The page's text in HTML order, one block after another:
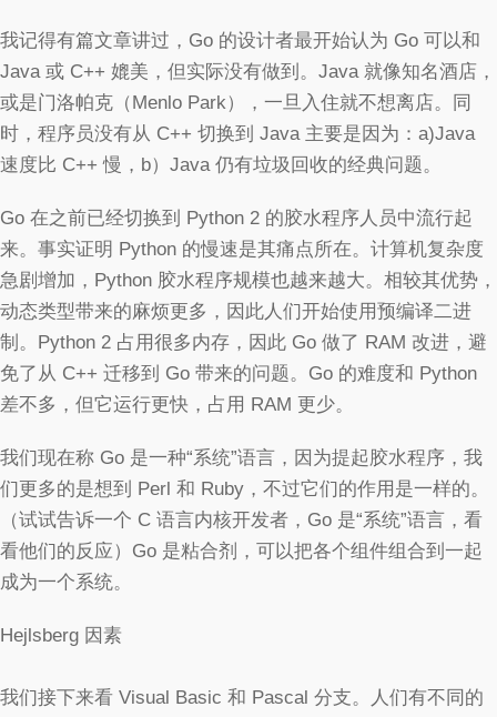
我记得有篇文章讲过，Go 的设计者最开始认为 Go 可以和
Java 或 C++ 媲美，但实际没有做到。Java 就像知名酒店，
或是门洛帕克（Menlo Park），一旦入住就不想离店。同
时，程序员没有从 C++ 切换到 Java 主要是因为：a)Java
速度比 C++ 慢，b）Java 仍有垃圾回收的经典问题。
Go 在之前已经切换到 Python 2 的胶水程序人员中流行起
来。事实证明 Python 的慢速是其痛点所在。计算机复杂度
急剧增加，Python 胶水程序规模也越来越大。相较其优势，
动态类型带来的麻烦更多，因此人们开始使用预编译二进
制。Python 2 占用很多内存，因此 Go 做了 RAM 改进，避
免了从 C++ 迁移到 Go 带来的问题。Go 的难度和 Python
差不多，但它运行更快，占用 RAM 更少。
我们现在称 Go 是一种“系统”语言，因为提起胶水程序，我
们更多的是想到 Perl 和 Ruby，不过它们的作用是一样的。
（试试告诉一个 C 语言内核开发者，Go 是“系统”语言，看
看他们的反应）Go 是粘合剂，可以把各个组件组合到一起
成为一个系统。
Hejlsberg 因素
我们接下来看 Visual Basic 和 Pascal 分支。人们有不同的